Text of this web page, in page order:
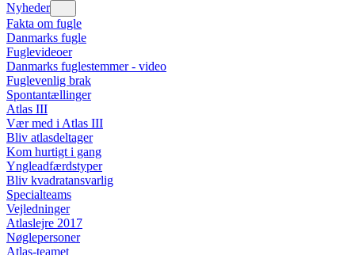
Nyheder
Fakta om fugle
Danmarks fugle
Fuglevideoer
Danmarks fuglestemmer - video
Fuglevenlig brak
Spontantællinger
Atlas III
Vær med i Atlas III
Bliv atlasdeltager
Kom hurtigt i gang
Yngleadfærdstyper
Bliv kvadratansvarlig
Specialteams
Vejledninger
Atlaslejre 2017
Nøglepersoner
Atlas-teamet